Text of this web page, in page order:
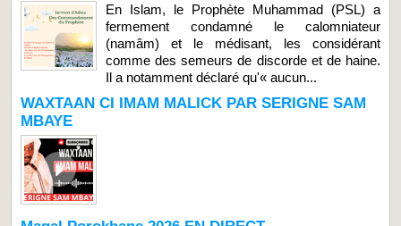
En Islam, le Prophète Muhammad (PSL) a
fermement condamné le calomniateur
(namâm) et le médisant, les considérant
comme des semeurs de discorde et de haine.
Il a notamment déclaré qu'« aucun...
WAXTAAN CI IMAM MALICK PAR SERIGNE SAM
MBAYE